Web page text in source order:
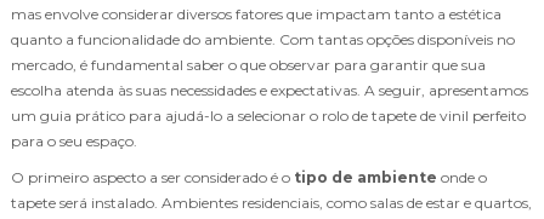
mas envolve considerar diversos fatores que impactam tanto a estética
quanto a funcionalidade do ambiente. Com tantas opções disponíveis no
mercado, é fundamental saber o que observar para garantir que sua
escolha atenda às suas necessidades e expectativas. A seguir, apresentamos
um guia prático para ajudá-lo a selecionar o rolo de tapete de vinil perfeito
para o seu espaço.
O primeiro aspecto a ser considerado é o tipo de ambiente onde o
tapete será instalado. Ambientes residenciais, como salas de estar e quartos,